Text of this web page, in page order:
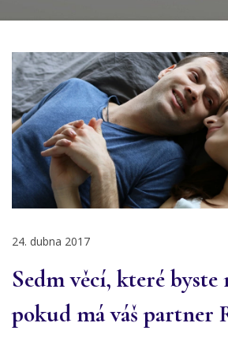
24. dubna 2017
Sedm věcí, které byste
pokud má váš partner